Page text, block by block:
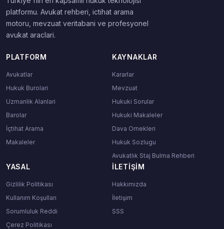
platformu. Avukat rehberi, ictihat arama
motoru, mevzuat veritabani ve profesyonel
avukat araclari.
PLATFORM
Avukatlar
Hukuk Burolari
Uzmanlik Alanlari
Barolar
İçtihat Arama
Makaleler
KAYNAKLAR
Kararlar
Mevzuat
Hukuki Sorular
Hukuki Makaleler
Dava Ornekleri
Hukuk Sozlugu
Avukatlık Staj Bulma Rehberi
YASAL
Gizlilik Politikası
Kullanım Koşulları
Sorumluluk Reddi
Çerez Politikası
İLETIŞIM
Hakkımızda
İletişim
SSS